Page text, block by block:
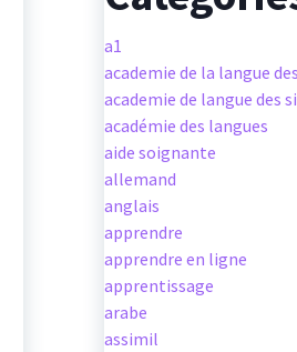
a1
academie de la langue
academie de langue des
académie des langues
aide soignante
allemand
anglais
apprendre
apprendre en ligne
apprentissage
arabe
assimil